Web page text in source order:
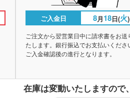
ご入金日 8月18日(火)
ご注文から翌営業日中に請求書をお送
たします。銀行振込でお支払いくださ
ご入金確認後の進行となります。
在庫は変動いたしますので、